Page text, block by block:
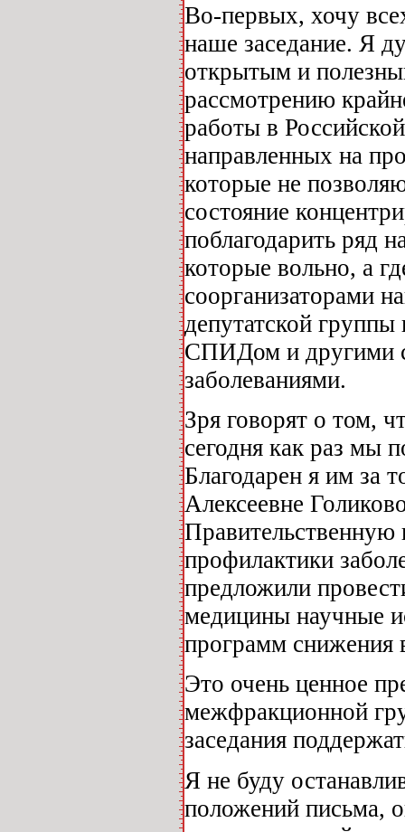
Во-первых, хочу
наше заседание. Я
открытым и
рассмотрению
работы в
направленных на
которые не
состояние
поблагодарить ряд
которые вольно, а
соорганизаторами
депутатской
СПИДом и другими
заболеваниями.
Зря говорят о том,
сегодня как раз мы
Благодарен я им за
Алексеевне
Правительственную
профилактики
предложили
медицины научные
программ снижения
Это очень ценное
межфракционной
заседания
Я не буду
положений письма,